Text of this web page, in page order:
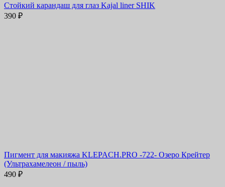
Cтойкий карандаш для глаз Kajal liner SHIK
390 ₽
Пигмент для макияжа KLEPACH.PRO -722- Озеро Крейтер
(Ультрахамелеон / пыль)
490 ₽